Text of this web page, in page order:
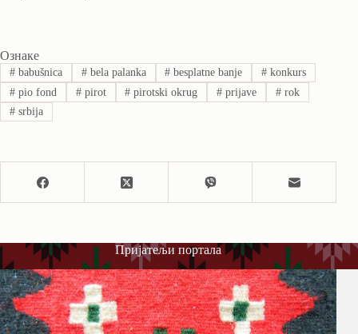
Ознаке
#babušnica #bela palanka # besplatne banje # konkurs
#pio fond #pirot # pirotski okrug # prijave # rok
#srbija
Пријатељи портала